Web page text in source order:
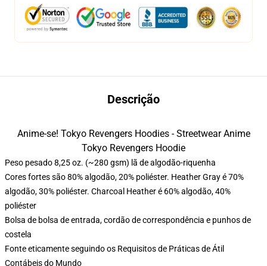
Descrição
Anime-se! Tokyo Revengers Hoodies - Streetwear Anime
Tokyo Revengers Hoodie
Peso pesado 8,25 oz. (~280 gsm) lã de algodão-riquenha
Cores fortes são 80% algodão, 20% poliéster. Heather Gray é 70%
algodão, 30% poliéster. Charcoal Heather é 60% algodão, 40%
poliéster
Bolsa de bolsa de entrada, cordão de correspondência e punhos de
costela
Fonte eticamente seguindo os Requisitos de Práticas de Átil
Contábeis do Mundo